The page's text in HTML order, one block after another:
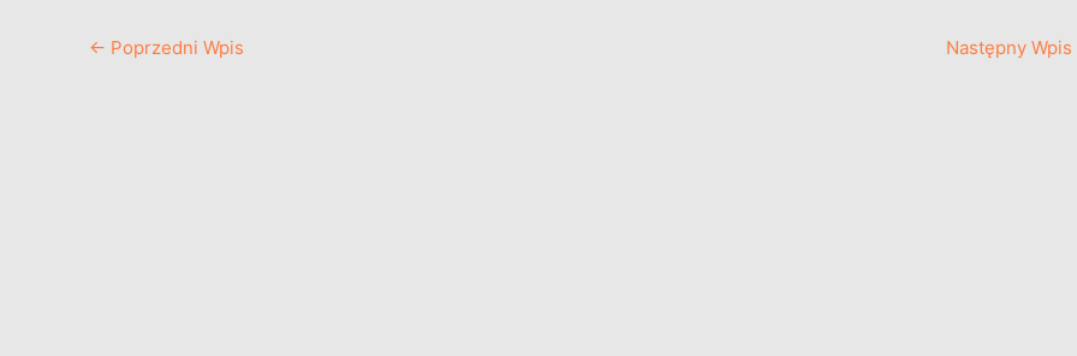
← Poprzedni Wpis Następny Wpis